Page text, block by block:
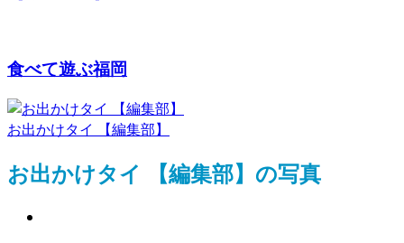
食べて遊ぶ福岡
お出かけタイ 【編集部】
お出かけタイ 【編集部】の写真